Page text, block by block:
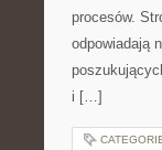
procesów.
odpowiadają
i […]